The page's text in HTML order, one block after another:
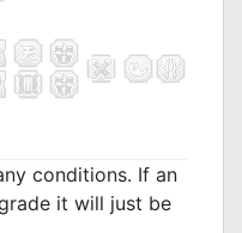
conditions. If an
it will just be